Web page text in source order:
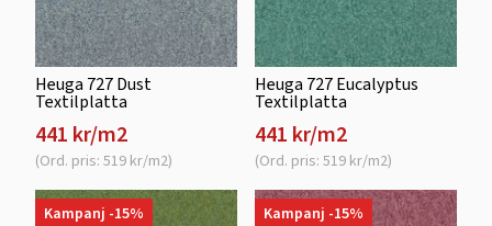
Heuga 727 Dust
Textilplatta
441 kr/m2
(Ord. pris: 519 kr/m2)
Heuga 727 Eucalyptus
Textilplatta
441 kr/m2
(Ord. pris: 519 kr/m2)
Kampanj -15% Kampanj -15%